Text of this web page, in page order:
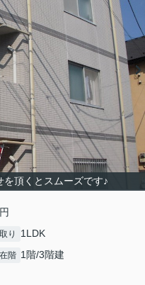
を頂くとスムーズです♪
り 1LDK
階 1階/3階建